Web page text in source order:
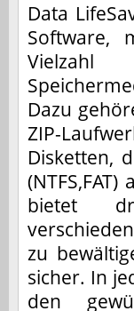
Data
Software,
Vielzahl
Dazu
ZIP-
Disketten,
bietet
zu
sicher. In
den